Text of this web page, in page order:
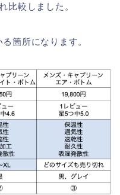
比較しました。
箇所になります。